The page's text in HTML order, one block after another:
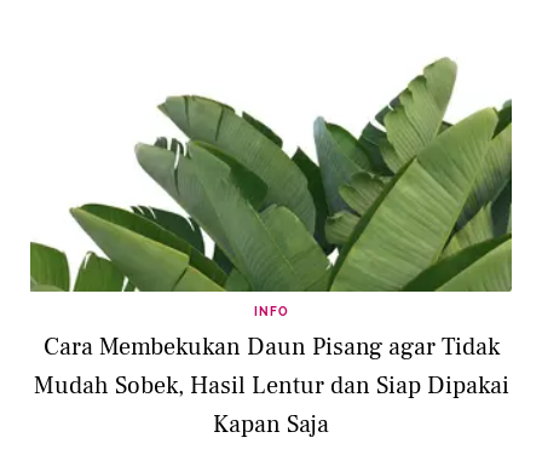
INFO
Cara Membekukan Daun Pisang agar Tidak
Mudah Sobek, Hasil Lentur dan Siap Dipakai
Kapan Saja